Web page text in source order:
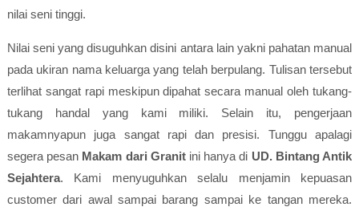
nilai seni tinggi.
Nilai seni yang disuguhkan disini antara lain yakni pahatan manual
pada ukiran nama keluarga yang telah berpulang. Tulisan tersebut
terlihat sangat rapi meskipun dipahat secara manual oleh tukang-
tukang handal yang kami miliki. Selain itu, pengerjaan
makamnyapun juga sangat rapi dan presisi. Tunggu apalagi
segera pesan Makam dari Granitini hanya di UD. Bintang Antik
Sejahtera. Kami menyuguhkan selalu menjamin kepuasan
customer dari awal sampai barang sampai ke tangan mereka.